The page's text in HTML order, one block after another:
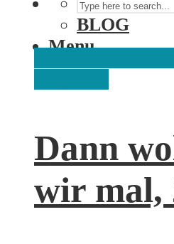
BLOG
Menu
Dann
wir mal,